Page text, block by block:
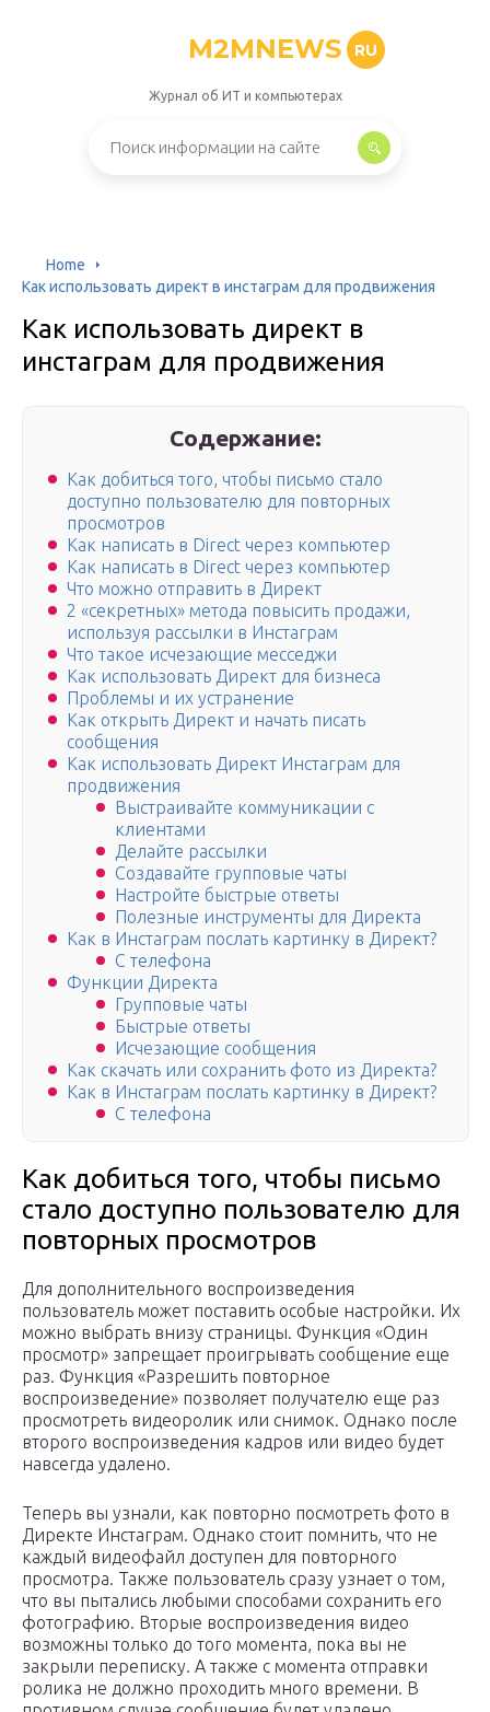
M2MNEWS RU
Журнал об ИТ и компьютерах
Home
Как использовать директ в инстаграм для продвижения
Как использовать директ в
инстаграм для продвижения
Содержание:
Как добиться того, чтобы письмо стало
доступно пользователю для повторных
просмотров
Как написать в Direct через компьютер
Как написать в Direct через компьютер
Что можно отправить в Директ
2 «секретных» метода повысить продажи,
используя рассылки в Инстаграм
Что такое исчезающие месседжи
Как использовать Директ для бизнеса
Проблемы и их устранение
Как открыть Директ и начать писать
сообщения
Как использовать Директ Инстаграм для
продвижения
Выстраивайте коммуникации с
клиентами
Делайте рассылки
Создавайте групповые чаты
Настройте быстрые ответы
Полезные инструменты для Директа
Как в Инстаграм послать картинку в Директ?
С телефона
Функции Директа
Групповые чаты
Быстрые ответы
Исчезающие сообщения
Как скачать или сохранить фото из Директа?
Как в Инстаграм послать картинку в Директ?
С телефона
Как добиться того, чтобы письмо
стало доступно пользователю для
повторных просмотров
Для дополнительного воспроизведения
пользователь может поставить особые настройки. Их
можно выбрать внизу страницы. Функция «Один
просмотр» запрещает проигрывать сообщение еще
раз. Функция «Разрешить повторное
воспроизведение» позволяет получателю еще раз
просмотреть видеоролик или снимок. Однако после
второго воспроизведения кадров или видео будет
навсегда удалено.
Теперь вы узнали, как повторно посмотреть фото в
Директе Инстаграм. Однако стоит помнить, что не
каждый видеофайл доступен для повторного
просмотра. Также пользователь сразу узнает о том,
что вы пытались любыми способами сохранить его
фотографию. Вторые воспроизведения видео
возможны только до того момента, пока вы не
закрыли переписку. А также с момента отправки
ролика не должно проходить много времени. В